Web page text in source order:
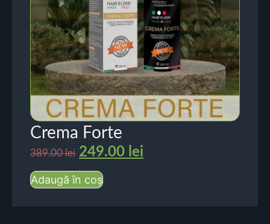
Crema Forte
389.00lei 249.00 lei
Adaugă în coș